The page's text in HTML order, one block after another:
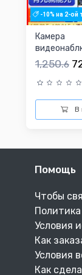
-10% на 2-ой
Камера
1,250.6
В
Помощь
Чтобы
Условия
Как
Условия
Как